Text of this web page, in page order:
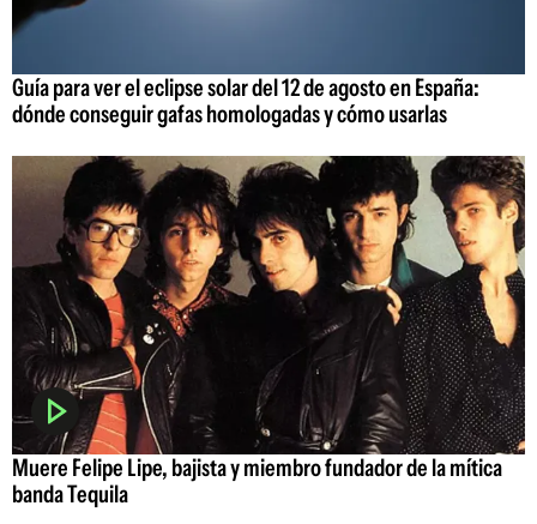
Guía para ver el eclipse solar del 12 de agosto en España:
dónde conseguir gafas homologadas y cómo usarlas
Muere Felipe Lipe, bajista y miembro fundador de la mítica
banda Tequila